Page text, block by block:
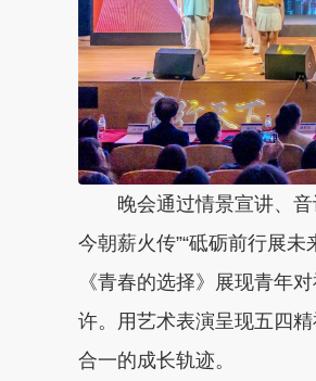
晚会通过情景宣讲、音
今朝薪火传”“砥砺前行展
《青春的选择》展现青年
许。用艺术表演呈现五四
合一的成长轨迹。